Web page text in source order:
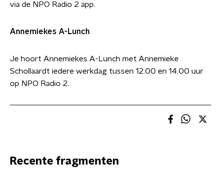
via de NPO Radio 2 app.
Annemiekes A-Lunch
Je hoort Annemiekes A-Lunch met Annemieke
Schollaardt iedere werkdag tussen 12.00 en 14.00 uur
op NPO Radio 2.
Recente fragmenten